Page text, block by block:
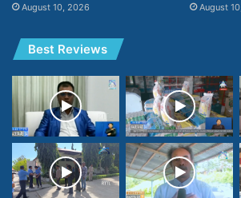
August 10, 2026 August
Best Reviews